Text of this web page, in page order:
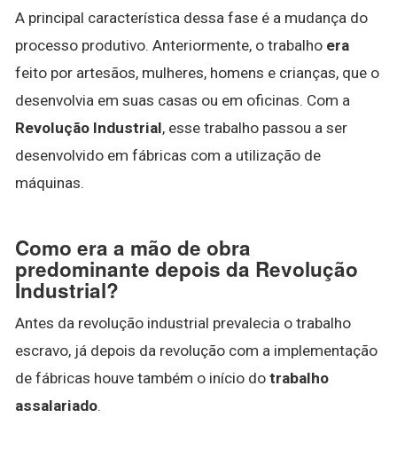
A principal característica dessa fase é a mudança do
processo produtivo. Anteriormente, o trabalho era
feito por artesãos, mulheres, homens e crianças, que o
desenvolvia em suas casas ou em oficinas. Com a
Revolução Industrial, esse trabalho passou a ser
desenvolvido em fábricas com a utilização de
máquinas.
Como era a mão de obra
predominante depois da Revolução
Industrial?
Antes da revolução industrial prevalecia o trabalho
escravo, já depois da revolução com a implementação
de fábricas houve também o início do trabalho
assalariado.